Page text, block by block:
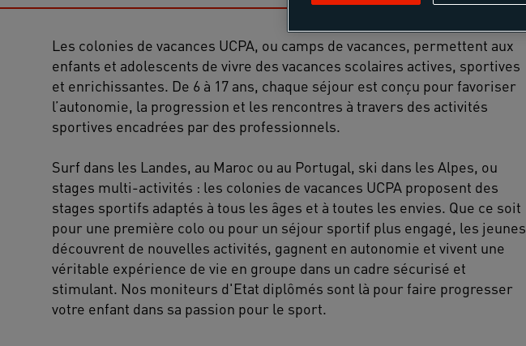
Les colonies de vacances UCPA, ou camps de vacances, permettent aux
enfants et adolescents de vivre des vacances scolaires actives, sportives
et enrichissantes. De 6 à 17 ans, chaque séjour est conçu pour favoriser
l’autonomie, la progression et les rencontres à travers des activités
sportives encadrées par des professionnels.
Surf dans les Landes, au Maroc ou au Portugal, ski dans les Alpes, ou
stages multi-activités : les colonies de vacances UCPA proposent des
stages sportifs adaptés à tous les âges et à toutes les envies. Que ce soit
pour une première colo ou pour un séjour sportif plus engagé, les jeunes
découvrent de nouvelles activités, gagnent en autonomie et vivent une
véritable expérience de vie en groupe dans un cadre sécurisé et
stimulant. Nos moniteurs d'Etat diplômés sont là pour faire progresser
votre enfant dans sa passion pour le sport.